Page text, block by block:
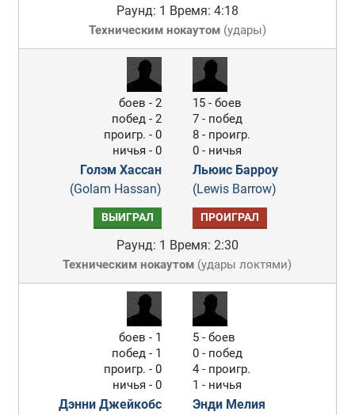
Раунд: 1 Время: 4:18
Техническим нокаутом(удары)
боев - 2
побед - 2
проигр. - 0
ничья - 0
Голэм Хассан
(Golam Hassan)
15 - боев
7 - побед
8 - проигр.
0 - ничья
Льюис Барроу
(Lewis Barrow)
ВЫИГРАЛ ПРОИГРАЛ
Раунд: 1 Время: 2:30
Техническим нокаутом (удары локтями)
боев - 1
побед - 1
проигр. - 0
ничья - 0
Дэнни Джейкобс
5 - боев
0 - побед
4 - проигр.
1 - ничья
Энди Мелия